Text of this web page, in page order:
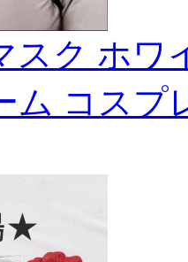
スク ホワ
ム コスプ